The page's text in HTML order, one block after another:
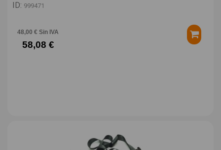
ID: 999471
48,00 € Sin IVA
58,08 €